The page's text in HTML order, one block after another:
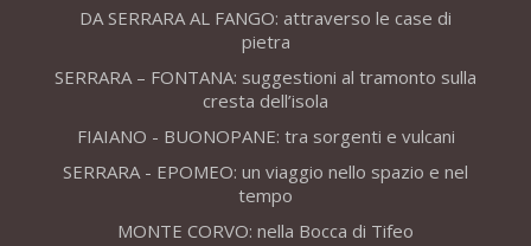
DA SERRARA AL FANGO: attraverso le case di
pietra
SERRARA – FONTANA: suggestioni al tramonto sulla
cresta dell’isola
FIAIANO - BUONOPANE: tra sorgenti e vulcani
SERRARA - EPOMEO: un viaggio nello spazio e nel
tempo
MONTE CORVO: nella Bocca di Tifeo